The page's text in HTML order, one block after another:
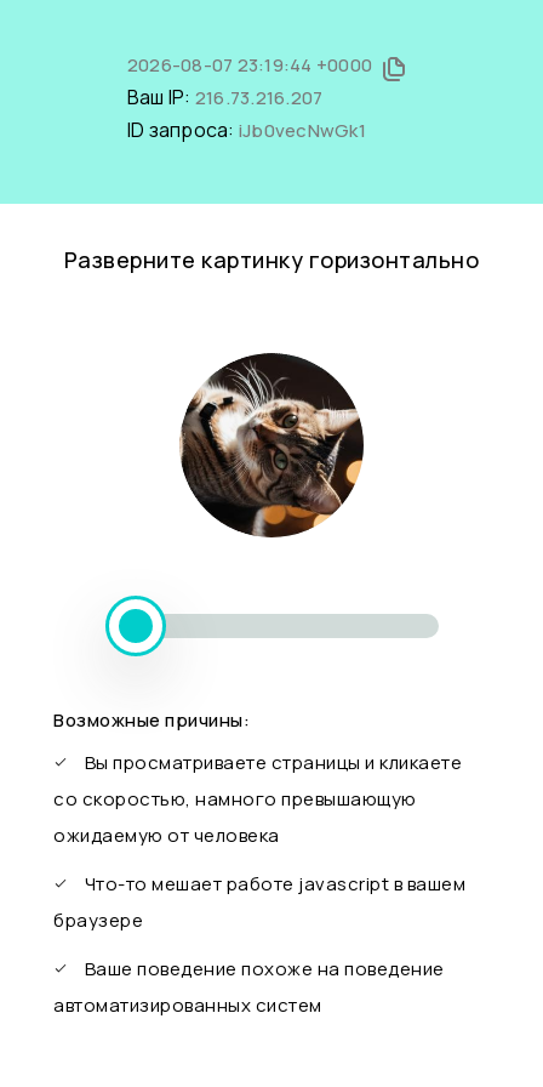
2026-08-07 23:19:44 +0000
Ваш IP: 216.73.216.207
ID запроса: iJb0vecNwGk1
Разверните картинку горизонтально
Возможные причины:
Вы просматриваете страницы и кликаете
со скоростью, намного превышающую
ожидаемую от человека
Что-то мешает работе javascript в вашем
браузере
Ваше поведение похоже на поведение
автоматизированных систем